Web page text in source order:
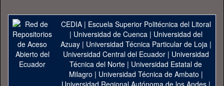
CEDIA| Escuela Superior Politécnica del Litoral
| Universidad de Cuenca| Universidad del
Azuay| Universidad Técnica Particular de Loja|
Universidad Central del Ecuador| Universidad
Técnica del Norte | Universidad Estatal de
Milagro | Universidad Técnica de Ambato |
Universidad Regional Autónoma de los Andes|